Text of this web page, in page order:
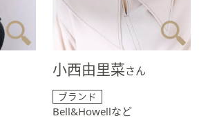
小西由里菜さん
ブランド
Bell&Howellなど